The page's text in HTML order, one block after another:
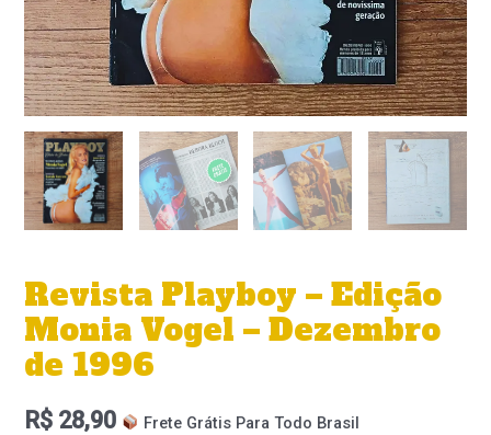
Revista Playboy – Edição
Monia Vogel – Dezembro
de 1996
R$ 28,90
Frete Grátis Para Todo Brasil